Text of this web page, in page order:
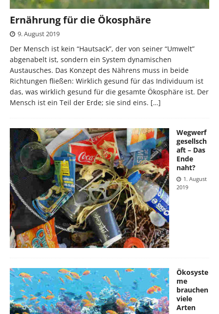
Ernährung für die Ökosphäre
9. August 2019
Der Mensch ist kein “Hautsack”, der von seiner “Umwelt”
abgenabelt ist, sondern ein System dynamischen
Austausches. Das Konzept des Nährens muss in beide
Richtungen fließen: Wirklich gesund für das Individuum ist
das, was wirklich gesund für die gesamte Ökosphäre ist. Der
Mensch ist ein Teil der Erde; sie sind eins. […]
Wegwerf
gesellsch
aft – Das
Ende
naht?
1. August
2019
Ökosyste
me
brauchen
viele
Arten